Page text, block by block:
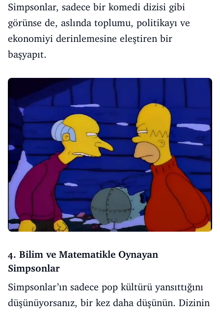
Simpsonlar, sadece bir komedi dizisi gibi
görünse de, aslında toplumu, politikayı ve
ekonomiyi derinlemesine eleştiren bir
başyapıt.
4. Bilim ve Matematikle Oynayan
Simpsonlar
Simpsonlar’ın sadece pop kültürü yansıttığını
düşünüyorsanız, bir kez daha düşünün. Dizinin